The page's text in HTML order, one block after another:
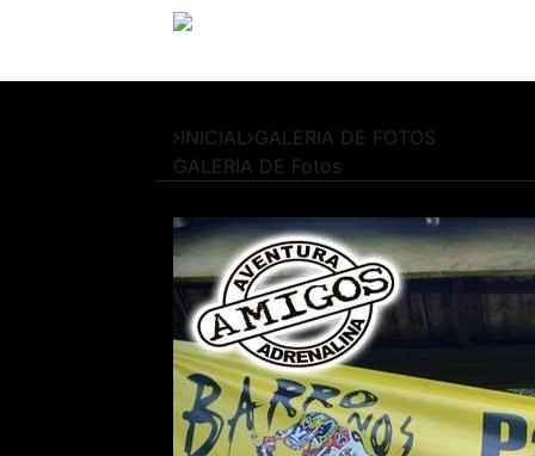
INICIAL GALERIA DE FOTOS
GALERIA DE Fotos